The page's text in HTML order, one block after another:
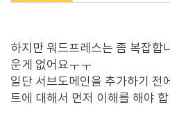
하지만 워드프레스는 좀 복잡합
운게 없어요ㅜㅜ
일단 서브도메인을 추가하기 전
트에 대해서 먼저 이해를 해야